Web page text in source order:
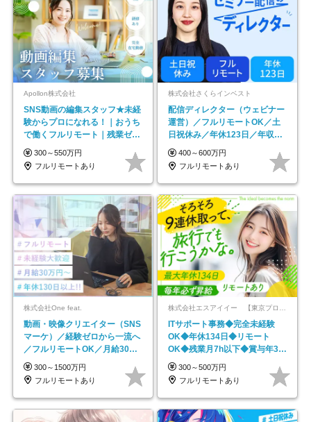
Apollon株式会社
SNS動画の編集スタッフ★未経
験からプロになれる！｜おうち
で働くフルリモート｜残業ゼロ
で18時退勤◎
300～550万円
フルリモートあり
株式会社さくらインベスト
配信ディレクター（ウェビナー
運営）／フルリモートOK／土
日祝休み／年休123日／年収
600万円可
400～600万円
フルリモートあり
株式会社One feat.
動画・映像クリエイター（SNS
マーケ）／経験ゼロから一流へ
／フルリモートOK／月給30万
円～／年休130日以上
300～1500万円
フルリモートあり
ITサポート事務◆完全未経験
OK◆年休134日◆リモート
OK◆残業月7h以下◆賞与年3回
◆5年目まで必ず昇給
300～500万円
フルリモートあり